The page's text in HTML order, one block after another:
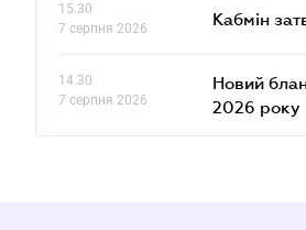
15.30
7 серпня 2026
Кабмін
14.30
7 серпня 2026
Новий
2026 року